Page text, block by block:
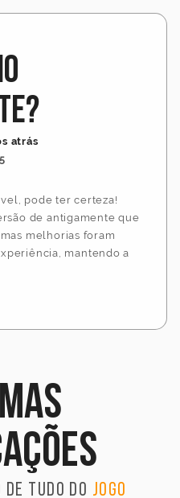
atrás
pode ter certeza!
de antigamente que
melhorias foram
mantendo a
tudo do jogo